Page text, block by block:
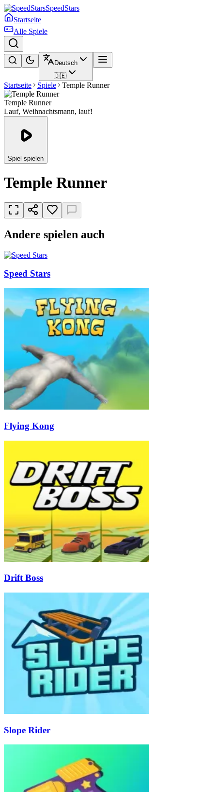
SpeedStars
Startseite
Alle Spiele
Deutsch
🇩🇪
Startseite Spiele Temple Runner
Temple Runner
Lauf, Weihnachtsmann, lauf!
Spiel spielen
Temple Runner
Andere spielen auch
Speed Stars
Flying Kong
Drift Boss
Slope Rider